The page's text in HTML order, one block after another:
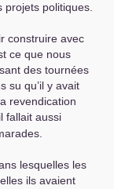
politiques.
construire avec
ce que nous
des tournées
su qu’il y avait
revendication
fallait aussi
lesquelles les
ils avaient